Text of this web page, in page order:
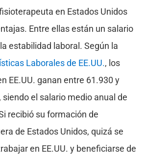
en Estados Unidos
Entre ellas están un salario
estabilidad laboral. Según la
Laborales de EE.UU., los
EE.UU. ganan entre 61.930 y
siendo el salario medio anual de
recibió su formación de
de Estados Unidos, quizá se
en EE.UU. y beneficiarse de